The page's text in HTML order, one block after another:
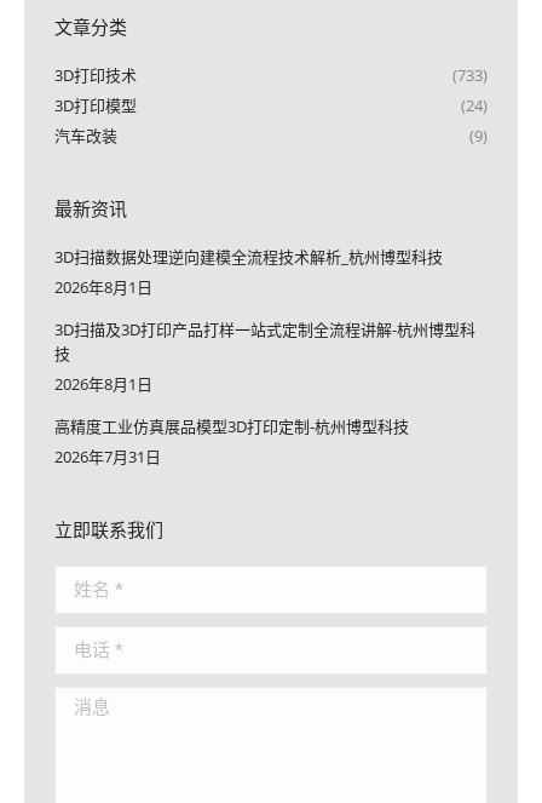
文章分类
3D打印技术
(733)
3D打印模型
(24)
汽车改装
(9)
最新资讯
3D扫描数据处理逆向建模全流程技术解析_杭州博型科技
2026年8月1日
3D扫描及3D打印产品打样一站式定制全流程讲解-杭州博型科
技
2026年8月1日
高精度工业仿真展品模型3D打印定制-杭州博型科技
2026年7月31日
立即联系我们
姓名 *
电话 *
消息